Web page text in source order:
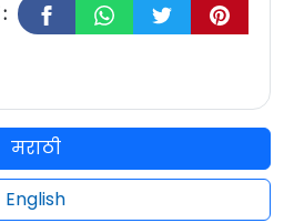
मराठी
English